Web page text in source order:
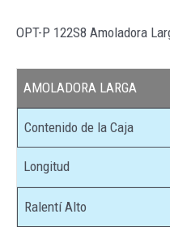
OPT-P 122S8 Amoladora
AMOLADORA LARGA
Contenido de la Caja
Longitud
Ralentí Alto